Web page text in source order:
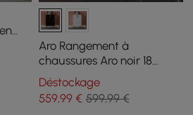
Aro Rangement à
chaussures Aro noir 18
paires d'armoires à
chaussures en or
Déstockage
559,99€ 599,99 €